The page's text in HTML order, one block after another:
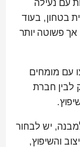
עם נעילה
בטחון, בעוד
פשוטה יותר
עם מומחים
לבין חברת
יש לבחור
והשיפוץ,